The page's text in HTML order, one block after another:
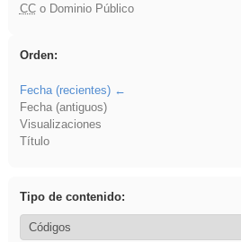
CCo Dominio Público
Orden:
Fecha (recientes)
Fecha (antiguos)
Visualizaciones
Título
Tipo de contenido: